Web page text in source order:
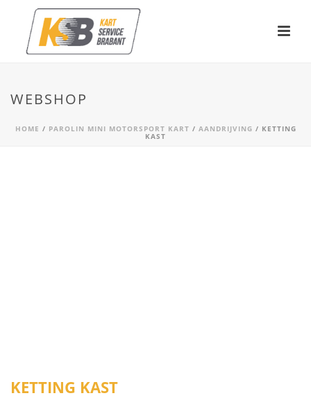
WEBSHOP
HOME / PAROLIN MINI MOTORSPORT KART / AANDRIJVING / KETTING
KAST
KETTING KAST